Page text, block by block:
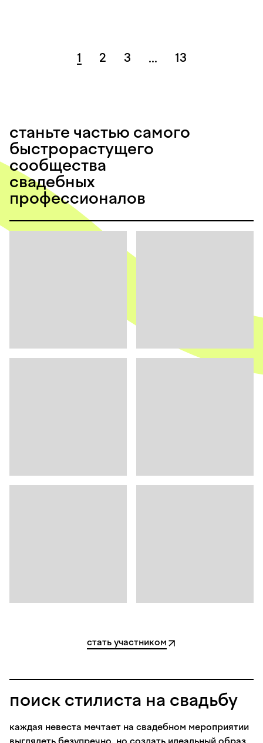
1 2 3 ... 13
станьте частью самого
быстрорастущего
сообщества
свадебных
профессионалов
стать участником
поиск стилиста на свадьбу
каждая невеста мечтает на свадебном мероприятии